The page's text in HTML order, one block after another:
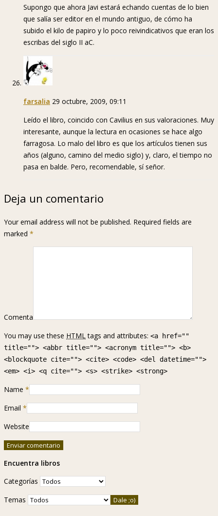
Supongo que ahora Javi estará echando cuentas de lo bien
que salía ser editor en el mundo antiguo, de cómo ha
subido el kilo de papiro y lo poco reivindicativos que eran los
escribas del siglo II aC.
farsalia 29 octubre, 2009, 09:11
Leído el libro, coincido con Cavilius en sus valoraciones. Muy
interesante, aunque la lectura en ocasiones se hace algo
farragosa. Lo malo del libro es que los artículos tienen sus
años (alguno, camino del medio siglo) y, claro, el tiempo no
pasa en balde. Pero, recomendable, sí señor.
Deja un comentario
Your email address will not be published. Required fields are
marked *
Comenta
You may use these HTMLtags and attributes: <a href=""
title=""> <abbr title=""> <acronym title=""> <b>
<blockquote cite=""> <cite> <code> <del datetime="">
<em> <i> <q cite=""> <s> <strike> <strong>
Name *
Email *
Website
Encuentra libros
Categorías
Temas